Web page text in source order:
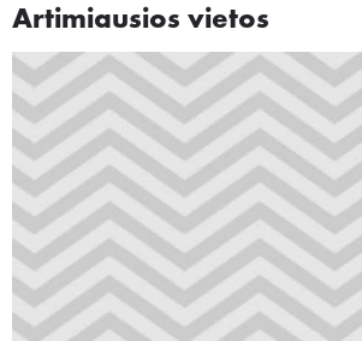
Artimiausios vietos